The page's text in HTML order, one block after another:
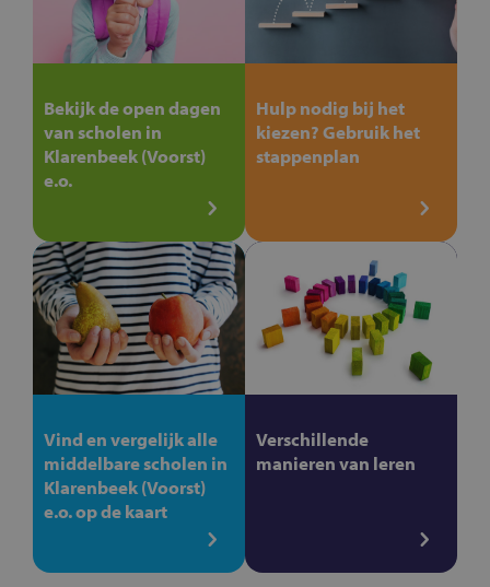
Bekijk de open dagen
van scholen in
Klarenbeek (Voorst)
e.o.
Hulp nodig bij het
kiezen? Gebruik het
stappenplan
Vind en vergelijk alle
middelbare scholen in
Klarenbeek (Voorst)
e.o. op de kaart
Verschillende
manieren van leren